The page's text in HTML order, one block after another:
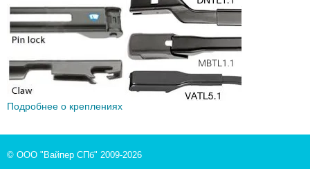
Подробнее о креплениях
© ООО "Вайпер СПб" 2009-2026